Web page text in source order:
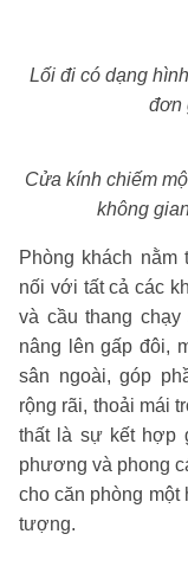
Lối đi có dạng
đơn
Cửa kính chiếm
không
Phòng khách
nối với tất cả các
và cầu thang
nâng lên gấp đôi,
sân ngoài, góp
rộng rãi, thoải mái
thất là sự kết hợp
phương và phong
cho căn phòng một
tượng.